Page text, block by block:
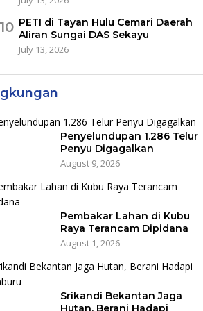
PETI di Tayan Hulu Cemari Daerah
Aliran Sungai DAS Sekayu
July 13, 2026
Penyelundupan 1.286 Telur
Penyu Digagalkan
August 9, 2026
Pembakar Lahan di Kubu
Raya Terancam Dipidana
August 1, 2026
Srikandi Bekantan Jaga
Hutan, Berani Hadapi